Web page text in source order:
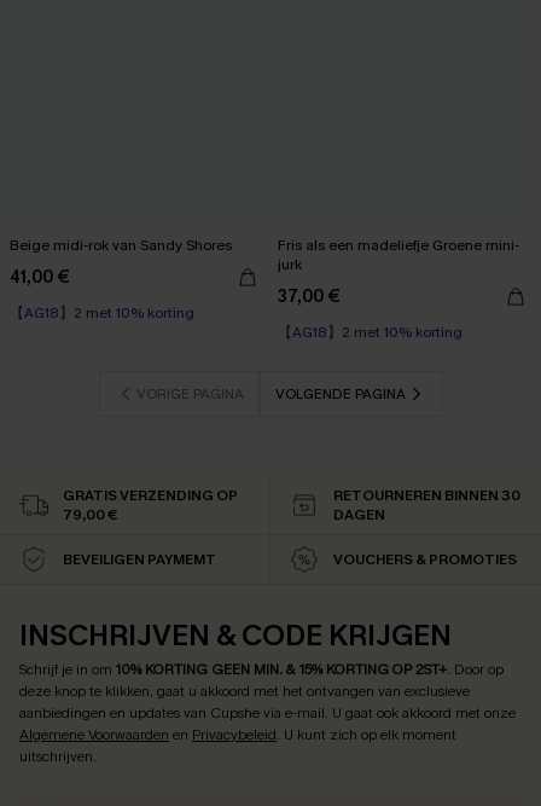
Beige midi-rok van Sandy Shores
41,00 €
【AG18】2 met 10% korting
Fris als een madeliefje Groene mini-
jurk
37,00 €
【AG18】2 met 10% korting
VORIGE PAGINA VOLGENDE PAGINA
GRATIS VERZENDING OP
79,00 €
RETOURNEREN BINNEN 30
DAGEN
BEVEILIGEN PAYMEMT VOUCHERS & PROMOTIES
INSCHRIJVEN & CODE KRIJGEN
Schrijf je in om 10% KORTING GEEN MIN. & 15% KORTING OP 2ST+. Door op
deze knop te klikken, gaat u akkoord met het ontvangen van exclusieve
aanbiedingen en updates van Cupshe via e-mail. U gaat ook akkoord met onze
Algemene Voorwaarden en Privacybeleid. U kunt zich op elk moment
uitschrijven.